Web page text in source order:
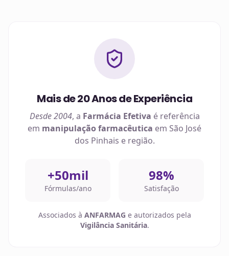
Mais de 20 Anos de Experiência
Desde 2004, a Farmácia Efetiva é referência
em manipulação farmacêutica em São José
dos Pinhais e região.
+50mil
Fórmulas/ano
98%
Satisfação
Associados à ANFARMAG e autorizados pela
Vigilância Sanitária.